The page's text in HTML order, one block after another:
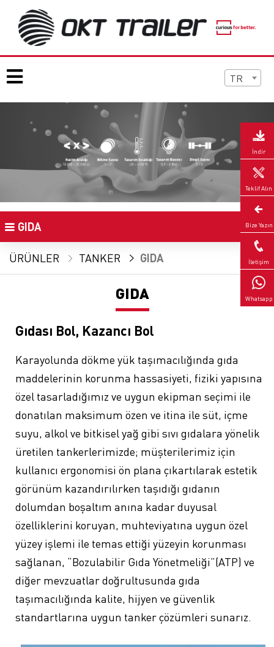
TR
İndir
Teklif Alın
Bize Yazın
İletişim
Whatsapp
GIDA
ÜRÜNLER TANKER GIDA
GIDA
Gıdası Bol, Kazancı Bol
Karayolunda dökme yük taşımacılığında gıda
maddelerinin korunma hassasiyeti, fiziki yapısına
özel tasarladığımız ve uygun ekipman seçimi ile
donatılan maksimum özen ve itina ile süt, içme
suyu, alkol ve bitkisel yağ gibi sıvı gıdalara yönelik
üretilen tankerlerimizde; müşterilerimiz için
kullanıcı ergonomisi ön plana çıkartılarak estetik
görünüm kazandırılırken taşıdığı gıdanın
dolumdan boşaltım anına kadar duyusal
özelliklerini koruyan, muhteviyatına uygun özel
yüzey işlemi ile temas ettiği yüzeyin korunması
sağlanan, “Bozulabilir Gıda Yönetmeliği”(ATP) ve
diğer mevzuatlar doğrultusunda gıda
taşımacılığında kalite, hijyen ve güvenlik
standartlarına uygun tanker çözümleri sunarız.